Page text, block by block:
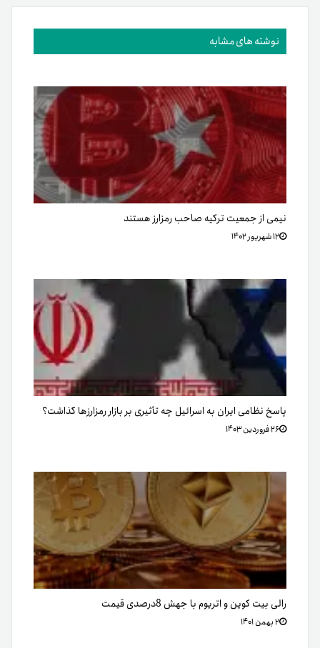
نوشته های مشابه
نیمی از جمعیت ترکیه صاحب رمزارز هستند
۱۲ شهریور ۱۴۰۲
پاسخ نظامی ایران به اسرائیل چه تأثیری بر بازار رمزارزها گذاشت؟
۲۶ فروردین ۱۴۰۳
رالی بیت کوین و اتریوم با جهش 8درصدی قیمت
۲ بهمن ۱۴۰۱